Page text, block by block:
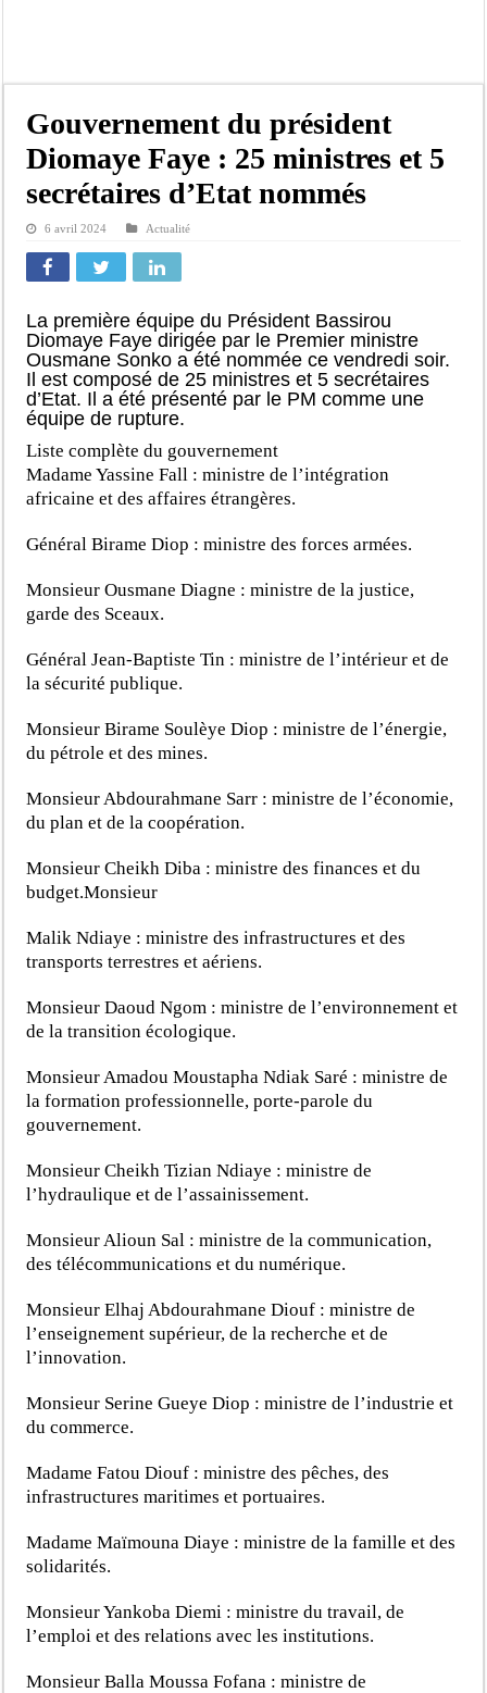
Assemblée nationale : une session extraordinaire convoquée sur les
Don de sang : Pastef lance un appel à ses militants, sympathisants et à
Chavirement d’une pirogue à Djibonker: une fillette décède, des rescapés dans
Kamb, l’Inspecteur de la jeunesse et des sports Guéladio Ba en tournée, un
Gouvernement du président
Diomaye Faye : 25 ministres et 5
secrétaires d’Etat nommés
6 avril 2024 Actualité
La première équipe du Président Bassirou
Diomaye Faye dirigée par le Premier ministre
Ousmane Sonko a été nommée ce vendredi soir.
Il est composé de 25 ministres et 5 secrétaires
d’Etat. Il a été présenté par le PM comme une
équipe de rupture.
Liste complète du gouvernement
Madame Yassine Fall : ministre de l’intégration
africaine et des affaires étrangères.
Général Birame Diop : ministre des forces armées.
Monsieur Ousmane Diagne : ministre de la justice,
garde des Sceaux.
Général Jean-Baptiste Tin : ministre de l’intérieur et de
la sécurité publique.
Monsieur Birame Soulèye Diop : ministre de l’énergie,
du pétrole et des mines.
Monsieur Abdourahmane Sarr : ministre de l’économie,
du plan et de la coopération.
Monsieur Cheikh Diba : ministre des finances et du
budget.Monsieur
Malik Ndiaye : ministre des infrastructures et des
transports terrestres et aériens.
Monsieur Daoud Ngom : ministre de l’environnement et
de la transition écologique.
Monsieur Amadou Moustapha Ndiak Saré : ministre de
la formation professionnelle, porte-parole du
gouvernement.
Monsieur Cheikh Tizian Ndiaye : ministre de
l’hydraulique et de l’assainissement.
Monsieur Alioun Sal : ministre de la communication,
des télécommunications et du numérique.
Monsieur Elhaj Abdourahmane Diouf : ministre de
l’enseignement supérieur, de la recherche et de
l’innovation.
Monsieur Serine Gueye Diop : ministre de l’industrie et
du commerce.
Madame Fatou Diouf : ministre des pêches, des
infrastructures maritimes et portuaires.
Madame Maïmouna Diaye : ministre de la famille et des
solidarités.
Monsieur Yankoba Diemi : ministre du travail, de
l’emploi et des relations avec les institutions.
Monsieur Balla Moussa Fofana : ministre de